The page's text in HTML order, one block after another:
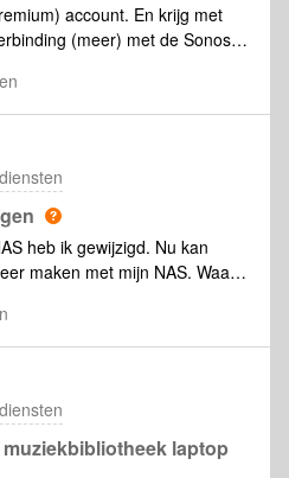
account. En krijg met
(meer) met de Sonos
Ik zie de speakers wel (soms
app zie ik de family
en kan ik ook switchen. Maar
de speakers bij 'devices
Dit heeft wel
week, maar ik weet niet precies
update de boosdoener is.
na een herinstallatie van de
Het gekke is dat
instaat is om bij de speakers
Iemand een idee?
heb ik gewijzigd. Nu kan
maken met mijn NAS. Waar
dit wachtwoord aanpassen?
laptop